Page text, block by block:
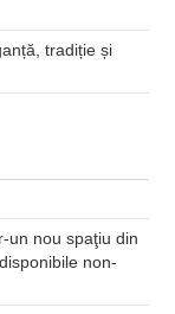
tradiție și
un nou spaţiu din
non-